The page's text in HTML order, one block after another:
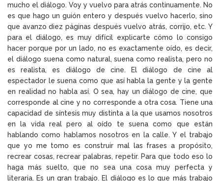
mucho el diálogo. Voy y vuelvo para atrás continuamente. No
es que hago un guión entero y después vuelvo hacerlo, sino
que avanzo diez páginas después vuelvo atrás, corrijo, etc. Y
para el diálogo, es muy difícil explicarte cómo lo consigo
hacer porque por un lado, no es exactamente oído, es decir,
el diálogo suena como natural, suena como realista, pero no
es realista, es diálogo de cine. El diálogo de cine al
espectador le suena como que así habla la gente y la gente
en realidad no habla así. O sea, hay un diálogo de cine, que
corresponde al cine y no corresponde a otra cosa. Tiene una
capacidad de síntesis muy distinta a la que usamos nosotros
en la vida real pero al oído te suena como que están
hablando como hablamos nosotros en la calle. Y el trabajo
que yo me tomo es construir mal las frases a propósito,
recrear cosas, recrear palabras, repetir. Para que todo eso lo
haga más suelto, que no sea una cosa muy perfecta y
literaria. Es un gran trabajo. El diálogo es lo que más trabajo